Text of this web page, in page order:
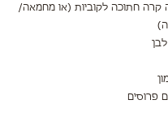
קרה חתוכה לקוביות (או מחמאה/